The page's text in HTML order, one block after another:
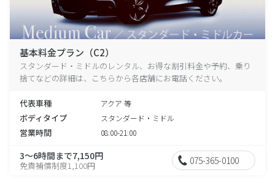
基本料金プラン（C2）
スタンダード・ミドルのレンタル、お得な割引料金や予約、乗り
捨てなどの詳細は、こちらから各店舗にお電話ください。
代表車種 アクア 等
ボディタイプ スタンダード・ミドル
営業時間 08:00-21:00
3～6時間まで7,150円
免責補償制度1,100円 075-365-0100